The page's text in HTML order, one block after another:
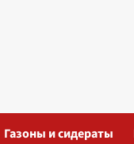
Газоны и сидераты